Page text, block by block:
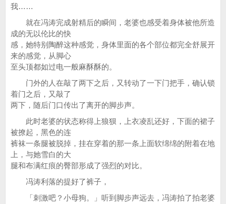
我……
就在冯涛完成射精后的瞬间，老婆也感受着身体被他所造
成的无以伦比的快
感，她特别陶醉这种感觉，身体里面的各个部位都完全舒展开
来的感觉，从脚心
至头顶都如过电一般麻酥酥的。
门外的人在敲了两下之后，又转动了一下门把手，确认锁
着门之后，又敲了
两下，随后门口传出了离开的脚步声。
此时老婆的状态称得上狼狈，上衣凌乱还好，下面的裙子
被撩起，黑色的连
裤袜一条腿被脱掉，挂在穿着的那一条上面软绵绵的附着在地
上，与她雪白的大
腿和布满红痕的臀部形成了强烈的对比。
冯涛利落的提好了裤子，
「刺激吧？小母狗。」听到脚步声远去，冯涛拍了拍老婆